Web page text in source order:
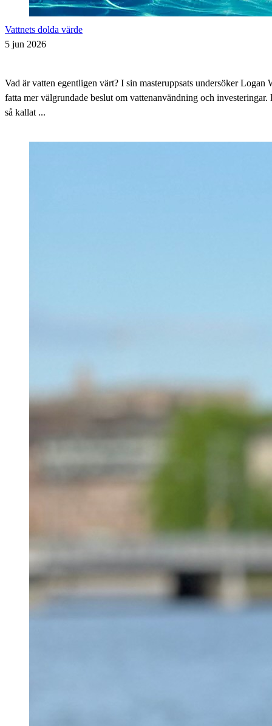
Vattnets dolda värde
5 jun 2026
Vad är vatten egentligen värt? I sin masteruppsats undersöker
fatta mer välgrundade beslut om vattenanvändning och
så kallat ...